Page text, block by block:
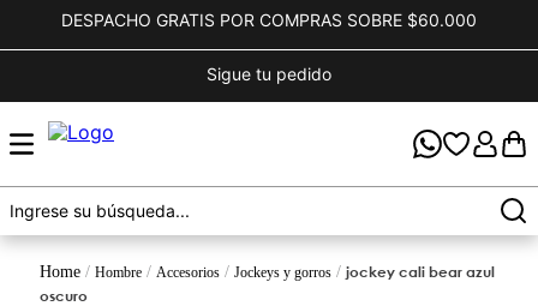
DESPACHO GRATIS POR COMPRAS SOBRE $60.000
Sigue tu pedido
hombre accesorios jockeys y gorros
jockey cali bear azul
oscuro